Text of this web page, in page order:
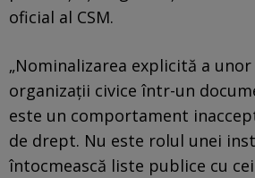
oficial al CSM.
„Nominalizarea explicită a
organizații civice într-un
este un comportament
de drept. Nu este rolul unei
întocmească liste publice cu